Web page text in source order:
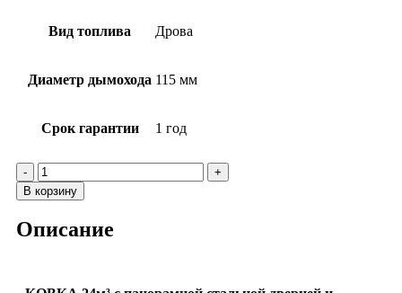
Вид топлива Дрова
Диаметр дымохода 115 мм
Срок гарантии 1 год
В корзину
Описание